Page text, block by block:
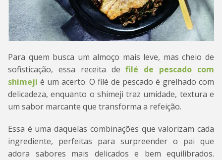
Para quem busca um almoço mais leve, mas cheio de
sofisticação, essa receita defilé de pescado com
shimeji é um acerto. O filé de pescado é grelhado com
delicadeza, enquanto o shimeji traz umidade, textura e
um sabor marcante que transforma a refeição.
Essa é uma daquelas combinações que valorizam cada
ingrediente, perfeitas para surpreender o pai que
adora sabores mais delicados e bem equilibrados.